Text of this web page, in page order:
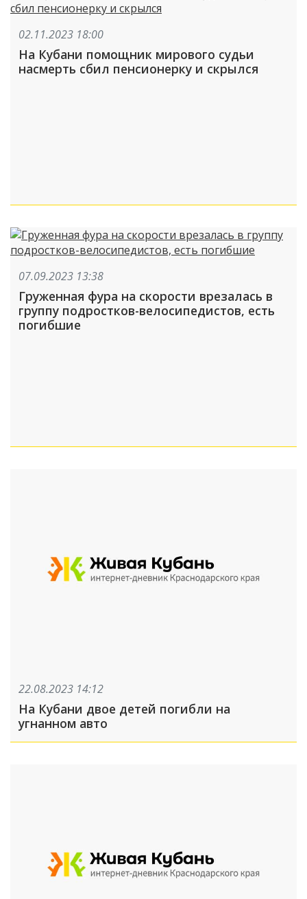
02.11.2023 18:00
На Кубани помощник мирового судьи
насмерть сбил пенсионерку и скрылся
07.09.2023 13:38
Груженная фура на скорости врезалась в
группу подростков-велосипедистов, есть
погибшие
22.08.2023 14:12
На Кубани двое детей погибли на
угнанном авто